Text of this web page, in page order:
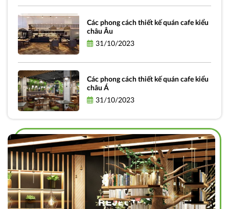
Các phong cách thiết kế quán cafe kiểu
châu Âu
31/10/2023
Các phong cách thiết kế quán cafe kiểu
châu Á
31/10/2023